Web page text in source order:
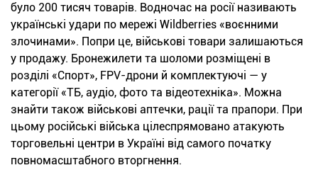
було 200 тисяч товарів. Водночас на росії називають
українські удари по мережі Wildberries «воєнними
злочинами». Попри це, військові товари залишаються
у продажу. Бронежилети та шоломи розміщені в
розділі «Спорт», FPV-дрони й комплектуючі — у
категорії «ТБ, аудіо, фото та відеотехніка». Можна
знайти також військові аптечки, рації та прапори. При
цьому російські війська цілеспрямовано атакують
торговельні центри в Україні від самого початку
повномасштабного вторгнення.